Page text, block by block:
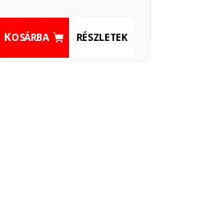
KOSÁRBA RÉSZLETEK